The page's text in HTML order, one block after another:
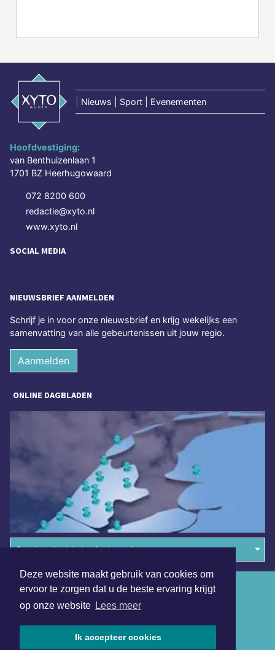
Deze website maakt gebruik van cookies om
ervoor te zorgen dat u de beste ervaring krijgt
op onze website Lees meer
Ik accepteer cookies
Nieuws | Sport | Evenementen
Hoofdvestiging:
van Benthuizenlaan 1
1701 BZ Heerhugowaard
072 8200 600
redactie@xyto.nl
www.xyto.nl
SOCIAL MEDIA
NIEUWSBRIEF AANMELDEN
Schrijf je in voor onze nieuwsbrief en krijg wekelijks een
samenvatting van alle gebeurtenissen uit jouw regio.
Aanmelden
ONLINE DAGBLADEN
Overige dagbladen in de regio
Algemene voorwaarden
Disclaimer